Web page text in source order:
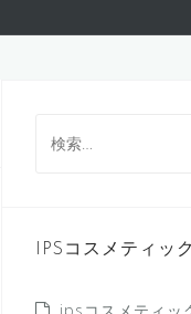
索:
IPSコスメティッ